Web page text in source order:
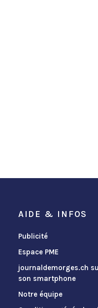
AIDE & INFOS
Publicité
Espace PME
journaldemorges.ch
son smartphone
Notre équipe